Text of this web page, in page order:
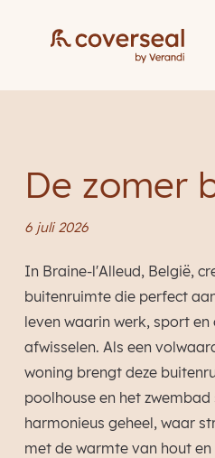
De zomer
6 juli 2026
In Braine-l'Alleud, België,
buitenruimte die perfect
leven waarin werk, sport
afwisselen. Als een
woning brengt deze
poolhouse en het zwembad
harmonieus geheel, waar
met de warmte van hout